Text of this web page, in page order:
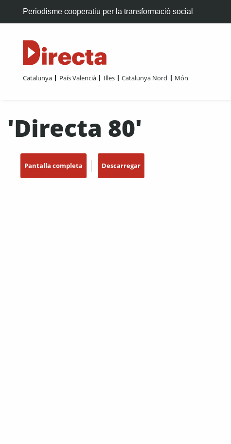
Periodisme cooperatiu per la transformació social
Catalunya País Valencià Illes Catalunya Nord Món
'Directa 80'
Pantalla completa Descarregar